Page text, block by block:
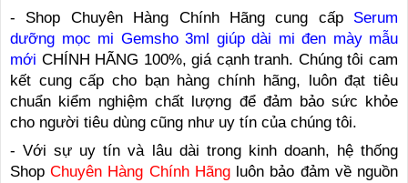
- Shop Chuyên Hàng Chính Hãng cung cấp Serum
dưỡng mọc mi Gemsho 3ml giúp dài mi đen mày mẫu
mới CHÍNH HÃNG 100%, giá cạnh tranh. Chúng tôi cam
kết cung cấp cho bạn hàng chính hãng, luôn đạt tiêu
chuẩn kiểm nghiệm chất lượng để đảm bảo sức khỏe
cho người tiêu dùng cũng như uy tín của chúng tôi.
- Với sự uy tín và lâu dài trong kinh doanh, hệ thống
ShopChuyên Hàng Chính Hãngluôn bảo đảm về nguồn